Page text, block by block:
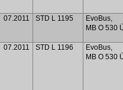
07.2011 STD L 1195
EvoBus,
MB O 530
07.2011 STD L 1196
EvoBus,
MB O 530